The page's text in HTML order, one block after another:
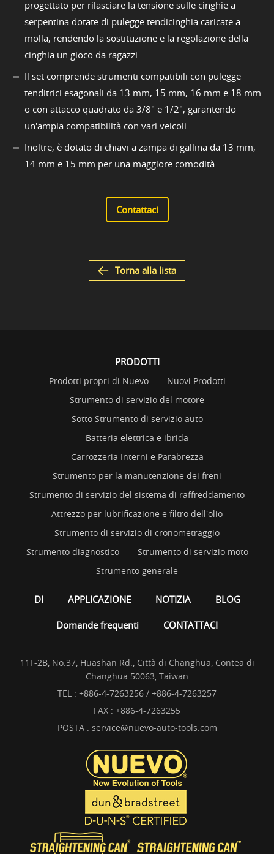
progettato per rilasciare la tensione sulle cinghie a
serpentina dotate di pulegge tendicinghia caricate a
molla, rendendo la sostituzione e la regolazione della
cinghia un gioco da ragazzi.
Il set comprende strumenti compatibili con pulegge
tenditrici esagonali da 13 mm, 15 mm, 16 mm e 18 mm
o con attacco quadrato da 3/8" e 1/2", garantendo
un'ampia compatibilità con vari veicoli.
Inoltre, è dotato di chiavi a zampa di gallina da 13 mm,
14 mm e 15 mm per una maggiore comodità.
Contattaci
Torna alla lista
PRODOTTI
Prodotti propri di Nuevo
Nuovi Prodotti
Strumento di servizio del motore
Sotto Strumento di servizio auto
Batteria elettrica e ibrida
Carrozzeria Interni e Parabrezza
Strumento per la manutenzione dei freni
Strumento di servizio del sistema di raffreddamento
Attrezzo per lubrificazione e filtro dell'olio
Strumento di servizio di cronometraggio
Strumento diagnostico
Strumento di servizio moto
Strumento generale
DI APPLICAZIONE NOTIZIA BLOG
Domande frequenti CONTATTACI
11F-2B, No.37, Huashan Rd., Città di Changhua, Contea di
Changhua 50063, Taiwan
TEL : +886-4-7263256 / +886-4-7263257
FAX : +886-4-7263255
POSTA : service@nuevo-auto-tools.com